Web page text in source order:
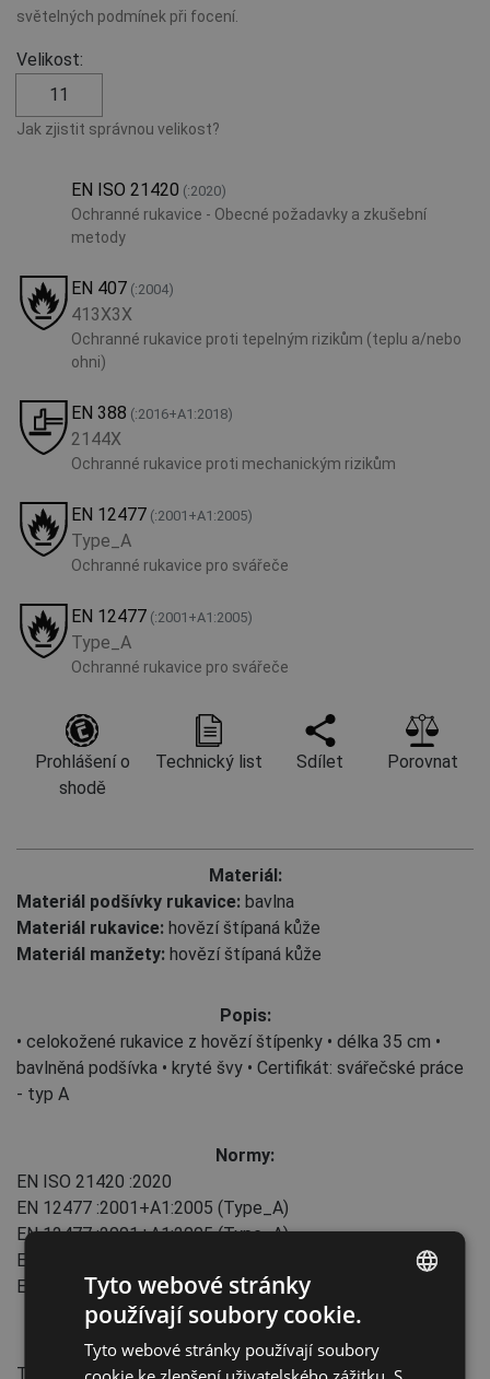
světelných podmínek při focení.
Velikost:
11
Jak zjistit správnou velikost?
EN ISO 21420 (:2020)
Ochranné rukavice - Obecné požadavky a zkušební
metody
EN 407 (:2004)
413X3X
Ochranné rukavice proti tepelným rizikům (teplu a/nebo
ohni)
EN 388 (:2016+A1:2018)
2144X
Ochranné rukavice proti mechanickým rizikům
EN 12477 (:2001+А1:2005)
Type_A
Ochranné rukavice pro svářeče
EN 12477 (:2001+А1:2005)
Type_A
Ochranné rukavice pro svářeče
Prohlášení o
shodě
Technický list Sdílet Porovnat
Materiál:
Materiál podšívky rukavice: bavlna
Materiál rukavice: hovězí štípaná kůže
Materiál manžety: hovězí štípaná kůže
Popis:
• celokožené rukavice z hovězí štípenky • délka 35 cm •
bavlněná podšívka • kryté švy • Certifikát: svářečské práce
- typ A
Normy:
EN ISO 21420 :2020
EN 12477 :2001+А1:2005 (Type_A)
EN 12477:2001+А1:2005 (Type_A)
EN 388
EN 407
:2004 (413X3X)
Vlastnosti:
Typ manžety: slip-on
ENGLISH
CZECH
Tyto webové stránky
používají soubory cookie.
Tyto webové stránky používají soubory